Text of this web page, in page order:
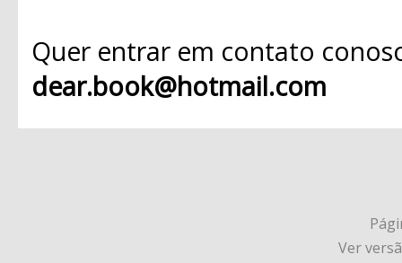
Quer entrar em contato
dear.book@hotmail.com
Ver